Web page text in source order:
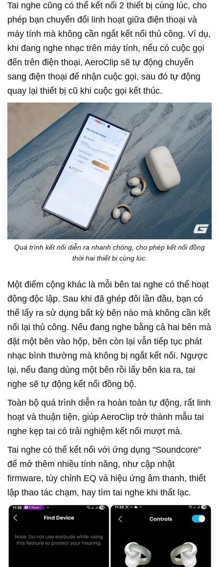
Tai nghe cũng có thể kết nối 2 thiết bị cùng lúc, cho
phép bạn chuyển đổi linh hoạt giữa điện thoại và
máy tính mà không cần ngắt kết nối thủ công. Ví dụ,
khi đang nghe nhạc trên máy tính, nếu có cuộc gọi
đến trên điện thoại, AeroClip sẽ tự động chuyển
sang điện thoại để nhận cuộc gọi, sau đó tự động
quay lại thiết bị cũ khi cuộc gọi kết thúc.
Quá trình kết nối diễn ra nhanh chóng, cho phép kết nối đồng
thời hai thiết bị cùng lúc.
Một điểm cộng khác là mỗi bên tai nghe có thể hoạt
động độc lập. Sau khi đã ghép đôi lần đầu, bạn có
thể lấy ra sử dụng bất kỳ bên nào mà không cần kết
nối lại thủ công. Nếu đang nghe bằng cả hai bên mà
đặt một bên vào hộp, bên còn lại vẫn tiếp tục phát
nhạc bình thường mà không bị ngắt kết nối. Ngược
lại, nếu đang dùng một bên rồi lấy bên kia ra, tai
nghe sẽ tự động kết nối đồng bộ.
Toàn bộ quá trình diễn ra hoàn toàn tự động, rất linh
hoạt và thuận tiện, giúp AeroClip trở thành mẫu tai
nghe kẹp tai có trải nghiệm kết nối mượt mà.
Tai nghe có thể kết nối với ứng dụng "Soundcore"
để mở thêm nhiều tính năng, như cập nhật
firmware, tùy chỉnh EQ và hiệu ứng âm thanh, thiết
lập thao tác chạm, hay tìm tai nghe khi thất lạc.